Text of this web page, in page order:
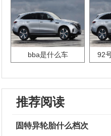
bba是什么车 92
推荐阅读
固特异轮胎什么档次